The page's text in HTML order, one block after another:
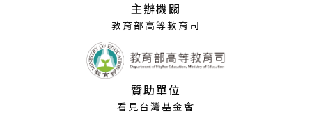
主辦機關
教育部高等教育司
贊助單位
看見台灣基金會